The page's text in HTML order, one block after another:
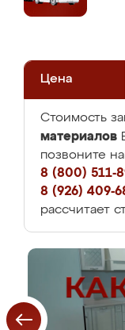
Цена
Стоимость
материалов
позвоните
8 (800) 511-
8 (926) 409-
рассчитает